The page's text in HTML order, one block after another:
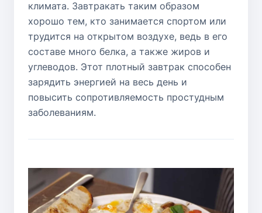
климата. Завтракать таким образом
хорошо тем, кто занимается спортом или
трудится на открытом воздухе, ведь в его
составе много белка, а также жиров и
углеводов. Этот плотный завтрак способен
зарядить энергией на весь день и
повысить сопротивляемость простудным
заболеваниям.